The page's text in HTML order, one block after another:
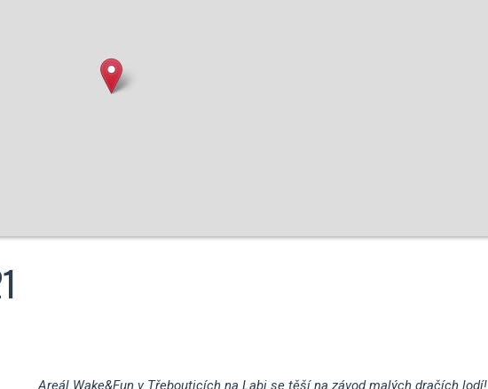
Areál Wake&Fun v Třebouticích na Labi se těší na závod malých dračích lodí!